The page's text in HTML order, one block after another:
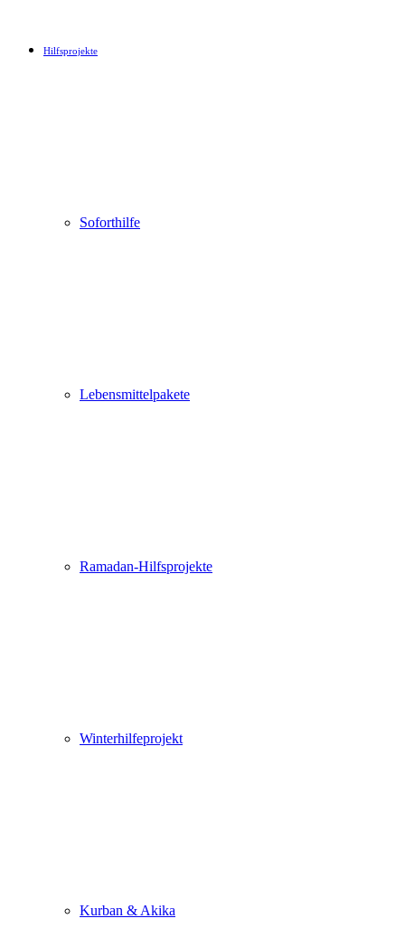
Hilfsprojekte
Soforthilfe
Lebensmittelpakete
Ramadan-Hilfsprojekte
Winterhilfeprojekt
Kurban & Akika